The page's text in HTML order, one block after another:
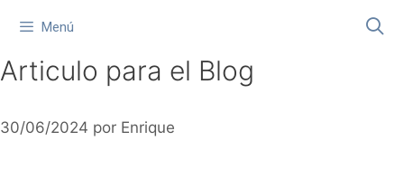
Menú
Articulo para el Blog
30/06/2024 por Enrique